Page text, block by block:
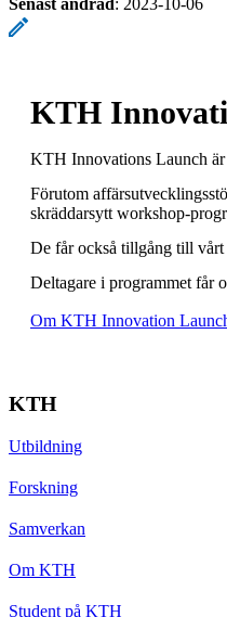
KTH
KTH Innovations Launch
Förutom
skräddarsytt workshop-
De får också tillgång till vårt
Deltagare i programmet får
Om KTH Innovation
KTH
Utbildning
Forskning
Samverkan
Om KTH
Student på KTH